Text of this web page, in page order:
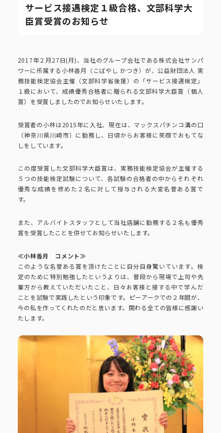
ピーアークで楽しむ トップ
企業情報
会社概要 代表挨拶
ピーアークの歩み
組織図
企業・団体向け募集情報
CSR活動 トップ
eco10プロジェクト
CSRニュース
トピックス
企業理念 採用情報
IR情報 お問い合わせ
公式アカウント一覧
利用規約 プライバシーポリシー
サイトマップ
サービス接遇検定１級合格、文部科学大
臣賞受賞のお知らせ
2017年２月27日(月)、当社のグループ会社である株式会社サンパ
ワーに所属する小林香月（こばやし かつき）が、公益財団法人 実
務技能検定協会主催（文部科学省後援）の「サービス接遇検定」
１級において、成績優秀合格者に贈られる文部科学大臣賞（個人
賞）を受賞しましたのでお知らせいたします。
受賞者の小林は2015年に入社、現在は、マックスパチンコ溝の口
（神奈川県川崎市）に勤務し、日頃からお客様に笑顔でおもてな
しをしています。
この度受賞した文部科学大臣賞は、実務技能検定協会が主催する
５つの技能検定試験について、各試験の合格者の中からそれぞれ
優秀な成績を修めた２名に対して授与される大変名誉ある賞で
す。
また、アルバイトスタッフとして当社店舗に勤務する２名も優秀
賞を受賞したことを併せてお知らせいたします。
≪小林香月 コメント≫
このような名誉ある賞を頂けたことに自分自身驚いています。検
定のために特別勉強したというよりは、普段から現場で上司や先
輩方から教えていただいたこと、日々お客様と接する中で学んだ
ことを試験で実践したという印象です。ピーアークでの２年間が、
今の私を作ってくれたのだと思います。関わる全ての皆様に感謝い
たします。